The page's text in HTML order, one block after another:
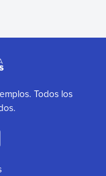
Todos los